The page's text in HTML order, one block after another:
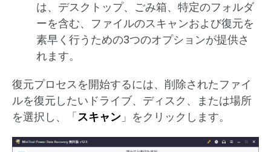
は、デスクトップ、ごみ箱、特定のフォルダ
ーを含む、ファイルのスキャンおよび復元を
素早く行うための3つのオプションが提供さ
れます。
復元プロセスを開始するには、削除されたファイ
ルを復元したいドライブ、ディスク、または場所
を選択し、「 スキャン 」をクリックします。